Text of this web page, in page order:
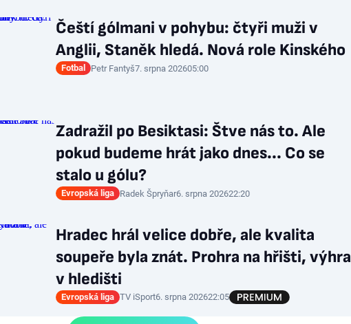
Čeští gólmani v pohybu: čtyři muži v
Anglii, Staněk hledá. Nová role Kinského
Fotbal Petr Fantyš7. srpna 202605:00
Zadražil po Besiktasi: Štve nás to. Ale
pokud budeme hrát jako dnes... Co se
stalo u gólu?
Evropská liga Radek Špryňar6. srpna 202622:20
Hradec hrál velice dobře, ale kvalita
soupeře byla znát. Prohra na hřišti, výhra
v hledišti
Evropská liga TV iSport6. srpna 202622:05